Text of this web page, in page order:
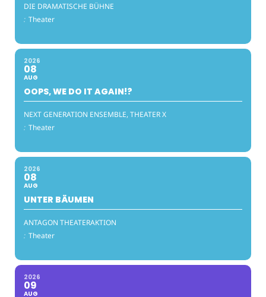
DIE DRAMATISCHE BÜHNE
: Theater
2026
08
AUG
OOPS, WE DO IT AGAIN!?
NEXT GENERATION ENSEMBLE, THEATER X
: Theater
2026
08
AUG
UNTER BÄUMEN
ANTAGON THEATERAKTION
: Theater
2026
09
AUG